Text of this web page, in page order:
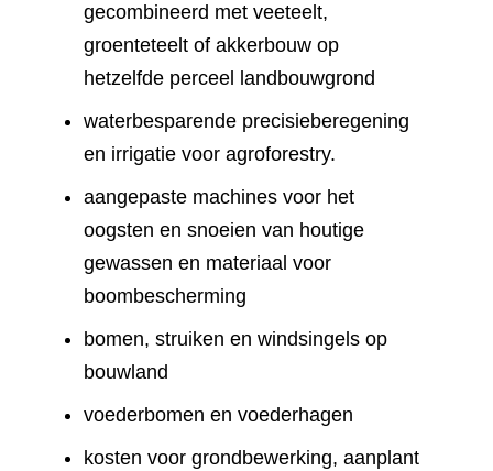
gecombineerd met veeteelt,
groenteteelt of akkerbouw op
hetzelfde perceel landbouwgrond
waterbesparende precisieberegening
en irrigatie voor agroforestry.
aangepaste machines voor het
oogsten en snoeien van houtige
gewassen en materiaal voor
boombescherming
bomen, struiken en windsingels op
bouwland
voederbomen en voederhagen
kosten voor grondbewerking, aanplant